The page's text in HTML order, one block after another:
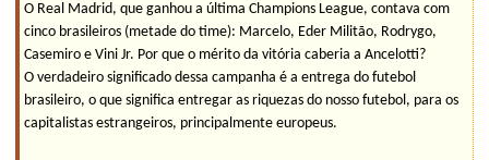
O Real Madrid, que ganhou a última Champions League, contava com
cinco brasileiros (metade do time): Marcelo, Eder Militão, Rodrygo,
Casemiro e Vini Jr. Por que o mérito da vitória caberia a Ancelotti?
O verdadeiro significado dessa campanha é a entrega do futebol
brasileiro, o que significa entregar as riquezas do nosso futebol, para os
capitalistas estrangeiros, principalmente europeus.